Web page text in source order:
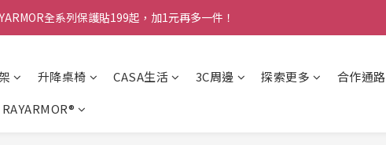
全系列保護貼199起，加1元再多一件！
升降桌椅 CASA生活 3C周邊 探索更多
合作通路
RAYARMOR®